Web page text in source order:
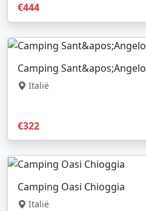
€444
Camping Sant&apos;Angelo
Italië
€322
Camping Oasi Chioggia
Italië